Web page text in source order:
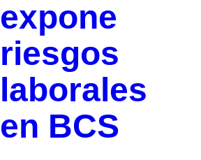
expone
riesgos
laborales
en BCS